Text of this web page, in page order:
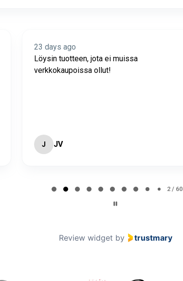
23 days ago
Löysin tuotteen, jota ei muissa
verkkokaupoissa ollut!
J JV
2 / 60
Review widget by trustmary